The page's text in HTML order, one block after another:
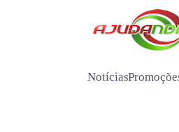
Notícias